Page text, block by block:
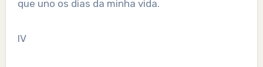
que uno os dias da minha vida.
IV